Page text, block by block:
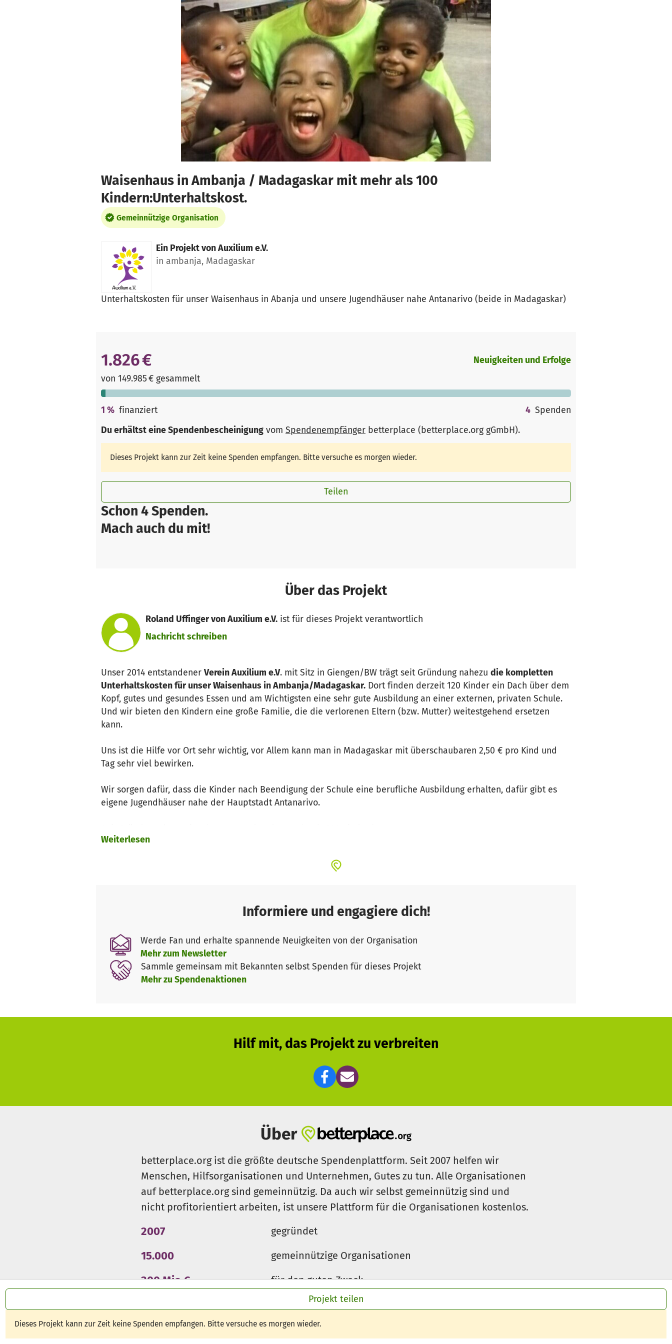
Projekt teilen
Dieses Projekt kann zur Zeit keine Spenden empfangen. Bitte versuche es morgen wieder.
Waisenhaus in Ambanja / Madagaskar mit mehr als 100
Kindern:Unterhaltskost.
Gemeinnützige Organisation
Ein Projekt vonAuxilium e.V.
in ambanja, Madagaskar
Unterhaltskosten für unser Waisenhaus in Abanja und unsere Jugendhäuser nahe Antanarivo (beide in Madagaskar)
Schon 4 Spenden.
Mach auch du mit!
1.826 €
von 149.985 € gesammelt
Neuigkeiten und Erfolge
1 % finanziert 4 Spenden
Du erhältst eine Spendenbescheinigung vom Spendenempfänger betterplace (betterplace.org gGmbH).
Dieses Projekt kann zur Zeit keine Spenden empfangen. Bitte versuche es morgen wieder.
Teilen
Über das Projekt
Roland Uffinger von Auxilium e.V.ist für dieses Projekt verantwortlich
Nachricht schreiben
Unser 2014 entstandener Verein Auxilium e.V. mit Sitz in Giengen/BW trägt seit Gründung nahezu die kompletten
Unterhaltskosten für unser Waisenhaus in Ambanja/Madagaskar. Dort finden derzeit 120 Kinder ein Dach über dem
Kopf, gutes und gesundes Essen und am Wichtigsten eine sehr gute Ausbildung an einer externen, privaten Schule.
Und wir bieten den Kindern eine große Familie, die die verlorenen Eltern (bzw. Mutter) weitestgehend ersetzen
kann.
Uns ist die Hilfe vor Ort sehr wichtig, vor Allem kann man in Madagaskar mit überschaubaren 2,50 € pro Kind und
Tag sehr viel bewirken.
Wir sorgen dafür, dass die Kinder nach Beendigung der Schule eine berufliche Ausbildung erhalten, dafür gibt es
eigene Jugendhäuser nahe der Hauptstadt Antanarivo.
gesammelten Spenden kommen somit auch im Waisenhaus an !
Wir benötigen laufend Spenden für die Unterhaltskosten vor Ort.
Weiterlesen
Informiere und engagiere dich!
Werde Fan und erhalte spannende Neuigkeiten von der Organisation
Mehr zum Newsletter
Sammle gemeinsam mit Bekannten selbst Spenden für dieses Projekt
Mehr zu Spendenaktionen
Hilf mit, das Projekt zu verbreiten
Über
betterplace.org ist die größte deutsche Spendenplattform. Seit 2007 helfen wir
Menschen, Hilfsorganisationen und Unternehmen, Gutes zu tun. Alle Organisationen
auf betterplace.org sind gemeinnützig. Da auch wir selbst gemeinnützig sind und
nicht profitorientiert arbeiten, ist unsere Plattform für die Organisationen kostenlos.
2007 gegründet
15.000 gemeinnützige Organisationen
300 Mio € für den guten Zweck